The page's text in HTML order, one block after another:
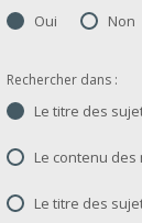
Oui Non
Rechercher dans :
Le titre des
Le contenu
Le titre des